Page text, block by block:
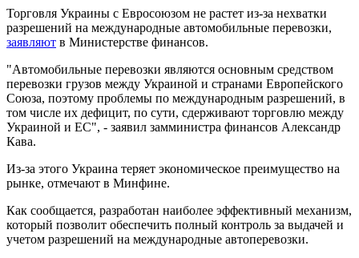
Торговля Украины с Евросоюзом не растет из-за нехватки
разрешений на международные автомобильные перевозки,
заявляют в Министерстве финансов.
"Автомобильные перевозки являются основным средством
перевозки грузов между Украиной и странами Европейского
Союза, поэтому проблемы по международным разрешений, в
том числе их дефицит, по сути, сдерживают торговлю между
Украиной и ЕС", - заявил замминистра финансов Александр
Кава.
Из-за этого Украина теряет экономическое преимущество на
рынке, отмечают в Минфине.
Как сообщается, разработан наиболее эффективный механизм,
который позволит обеспечить полный контроль за выдачей и
учетом разрешений на международные автоперевозки.